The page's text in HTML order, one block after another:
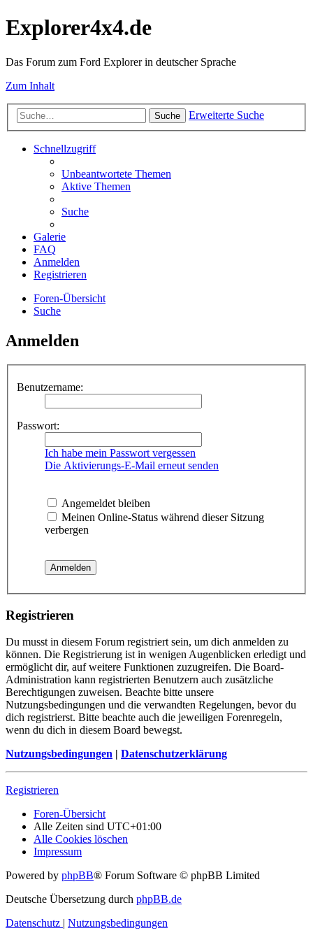
Explorer4x4.de
Das Forum zum Ford Explorer in deutscher Sprache
Zum Inhalt
Suche Erweiterte Suche
Schnellzugriff
Unbeantwortete Themen
Aktive Themen
Suche
Galerie
FAQ
Anmelden
Registrieren
Foren-Übersicht
Suche
Anmelden
Benutzername:
Passwort:
Ich habe mein Passwort vergessen
Die Aktivierungs-E-Mail erneut senden
Angemeldet bleiben
Meinen Online-Status während dieser Sitzung
verbergen
Registrieren
Du musst in diesem Forum registriert sein, um dich anmelden zu
können. Die Registrierung ist in wenigen Augenblicken erledigt und
ermöglicht dir, auf weitere Funktionen zuzugreifen. Die Board-
Administration kann registrierten Benutzern auch zusätzliche
Berechtigungen zuweisen. Beachte bitte unsere
Nutzungsbedingungen und die verwandten Regelungen, bevor du
dich registrierst. Bitte beachte auch die jeweiligen Forenregeln,
wenn du dich in diesem Board bewegst.
Nutzungsbedingungen | Datenschutzerklärung
Registrieren
Foren-Übersicht
Alle Zeiten sind UTC+01:00
Alle Cookies löschen
Impressum
Powered by phpBB® Forum Software © phpBB Limited
Deutsche Übersetzung durch phpBB.de
Datenschutz | Nutzungsbedingungen